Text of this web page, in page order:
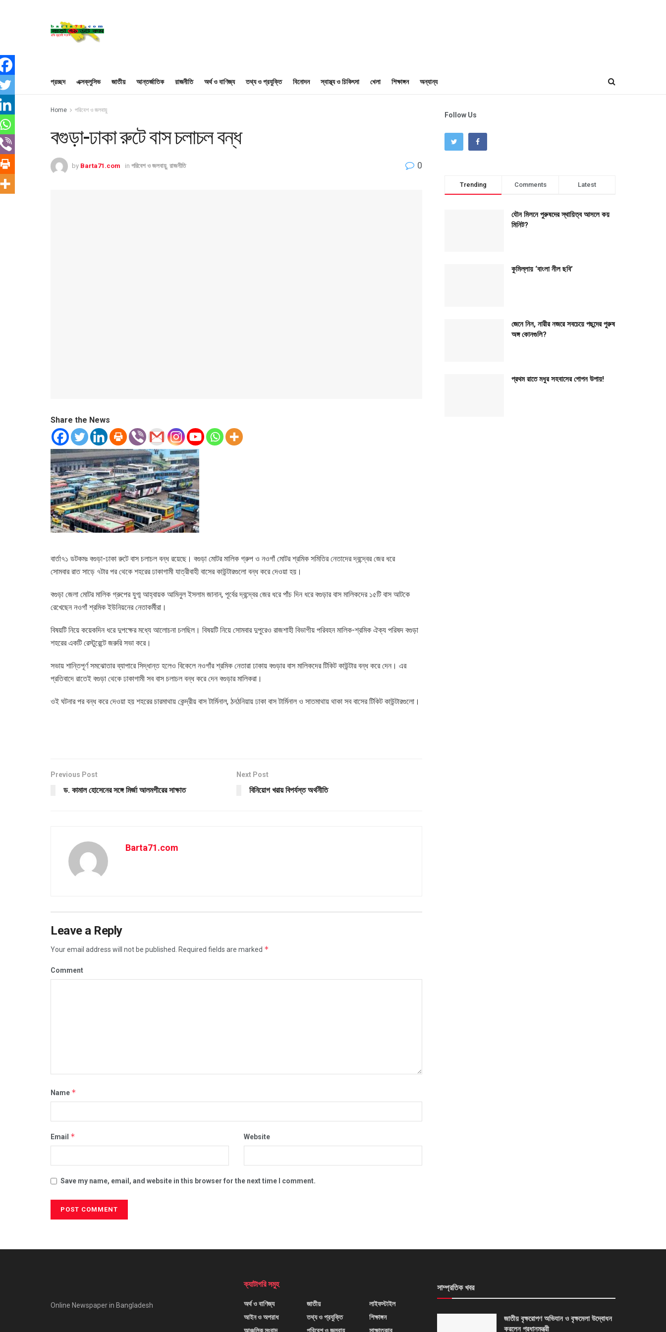
প্রচ্ছদ এক্সক্লুসিভ জাতীয় আন্তর্জাতিক রাজনীতি অর্থ ও বাণিজ্য তথ্য ও প্রযুক্তি বিনোদন স্বাস্থ্য ও চিকিৎসা খেলা শিক্ষাঙ্গন অন্যান্য
Home পরিবেশ ও জলবায়ু
বগুড়া-ঢাকা রুটে বাস চলাচল বন্ধ
by Barta71.com in পরিবেশ ও জলবায়ু রাজনীতি 0
Share the News
বার্তা৭১ ডটকমঃ বগুড়া-ঢাকা রুটে বাস চলাচল বন্ধ রয়েছে। বগুড়া মোটর মালিক গ্রুপ ও নওগাঁ মোটর শ্রমিক সমিতির নেতাদের দ্বন্দ্বের জের ধরে
সোমবার রাত সাড়ে ৭টার পর থেকে শহরের ঢাকাগামী যাত্রীবাহী বাসের কাউন্টারগুলো বন্ধ করে দেওয়া হয়।
বগুড়া জেলা মোটর মালিক গ্রুপের যুগ্ম আহ্বায়ক আমিনুল ইসলাম জানান, পূর্বের দ্বন্দ্বের জের ধরে পাঁচ দিন ধরে বগুড়ার বাস মালিকদের ১৫টি বাস আটকে
রেখেছেন নওগাঁ শ্রমিক ইউনিয়নের নেতাকর্মীরা।
বিষয়টি নিয়ে কয়েকদিন ধরে দুপক্ষের মধ্যে আলোচনা চলছিল। বিষয়টি নিয়ে সোমবার দুপুরেও রাজশাহী বিভাগীয় পরিবহন মালিক-শ্রমিক ঐক্য পরিষদ বগুড়া
শহরের একটি রেস্টুরেন্টে জরুরি সভা করে।
সভায় শান্তিপূর্ণ সমঝোতার ব্যাপারে সিদ্ধান্ত হলেও বিকেলে নওগাঁর শ্রমিক নেতারা ঢাকায় বগুড়ার বাস মালিকদের টিকিট কাউন্টার বন্ধ করে দেন। এর
প্রতিবাদে রাতেই বগুড়া থেকে ঢাকাগামী সব বাস চলাচল বন্ধ করে দেন বগুড়ার মালিকরা।
ওই ঘটনার পর বন্ধ করে দেওয়া হয় শহরের চারমাথায় কেন্দ্রীয় বাস টার্মিনাল, ঠনঠনিয়ায় ঢাকা বাস টার্মিনাল ও সাতমাথায় থাকা সব বাসের টিকিট কাউন্টারগুলো।
Previous Post
ড. কামাল হোসেনের সঙ্গে মির্জা আলমগীরের সাক্ষাত
Next Post
বিনিয়োগ খরায় বিপর্যস্ত অর্থনীতি
Barta71.com
Leave a Reply
Your email address will not be published. Required fields are marked *
Comment
Name *
Email * Website
Save my name, email, and website in this browser for the next time I comment.
Follow Us
Trending Comments Latest
যৌন মিলনে পুরুষদের স্থায়িত্ব আসলে কয়
মিনিট?
কুমিল্লায় ‘বাংলা নীল ছবি’
জেনে নিন, নারীর নজরে সবচেয়ে পছন্দের পুরুষ
অঙ্গ কোনগুলি?
প্রথম রাতে মধুর সহবাসের গোপন উপায়!
Online Newspaper in Bangladesh
ক্যাটাগরি সমুহ
অর্থ ও বাণিজ্য
আইন ও অপরাধ
আঞ্চলিক সংবাদ
জাতীয়
তথ্য ও প্রযুক্তি
পরিবেশ ও জলবায়ু
লাইফস্টাইল
শিক্ষাঙ্গন
সাক্ষাতকার
সাম্প্রতিক খবর
জাতীয় বৃক্ষরোপণ অভিযান ও বৃক্ষমেলা উদ্বোধন
করলেন প্রধানমন্ত্রী